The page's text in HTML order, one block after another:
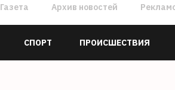
Газета Архив новостей
СПОРТ ПРОИСШЕСТВИЯ